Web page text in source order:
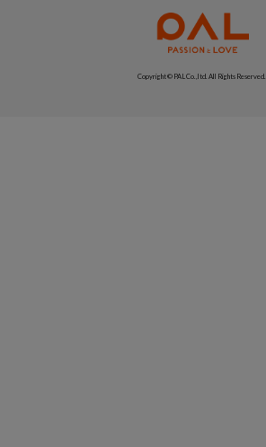
Copyright © PAL Co.,ltd. All Rights Reserved.